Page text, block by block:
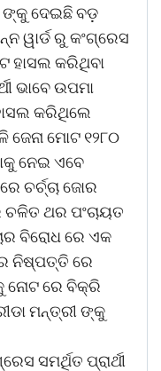
ଙ୍କୁ ଦେଇଛି ବଡ଼
ୱାର୍ଡ ରୁ କଂଗ୍ରେସ
ହାସଲ କରିଥିବା
ଭାବେ ଉପମା
କରିଥିଲେ
ଜେନା ମୋଟ ୧୨୮୦
ନେଇ ଏବେ
ଚର୍ଚ୍ଚା ଜୋର
ଥର ପଂଚାୟତ
ବିରୋଧ ରେ ଏକ
ନିଷ୍ପତ୍ତି ରେ
ନୋଟ ରେ ବିକ୍ରି
ମନ୍ତ୍ରୀ ଙ୍କୁ
ସମର୍ଥିତ ପ୍ରାର୍ଥୀ